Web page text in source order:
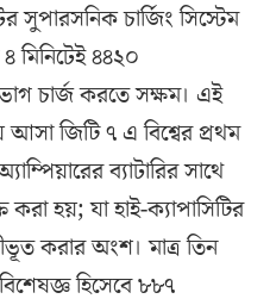
সুপারসনিক চার্জিং সিস্টেম
মিনিটেই ৪৪২০
চার্জ করতে সক্ষম। এই
জিটি ৭ এ বিশ্বের প্রথম
ব্যাটারির সাথে
হয়; যা হাই-ক্যাপাসিটির
করার অংশ। মাত্র তিন
হিসেবে ৮৮৭